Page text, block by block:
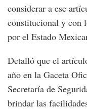
considerar a ese
constitucional y con
por el Estado
Detalló que el
año en la Gaceta
Secretaría de
brindar las